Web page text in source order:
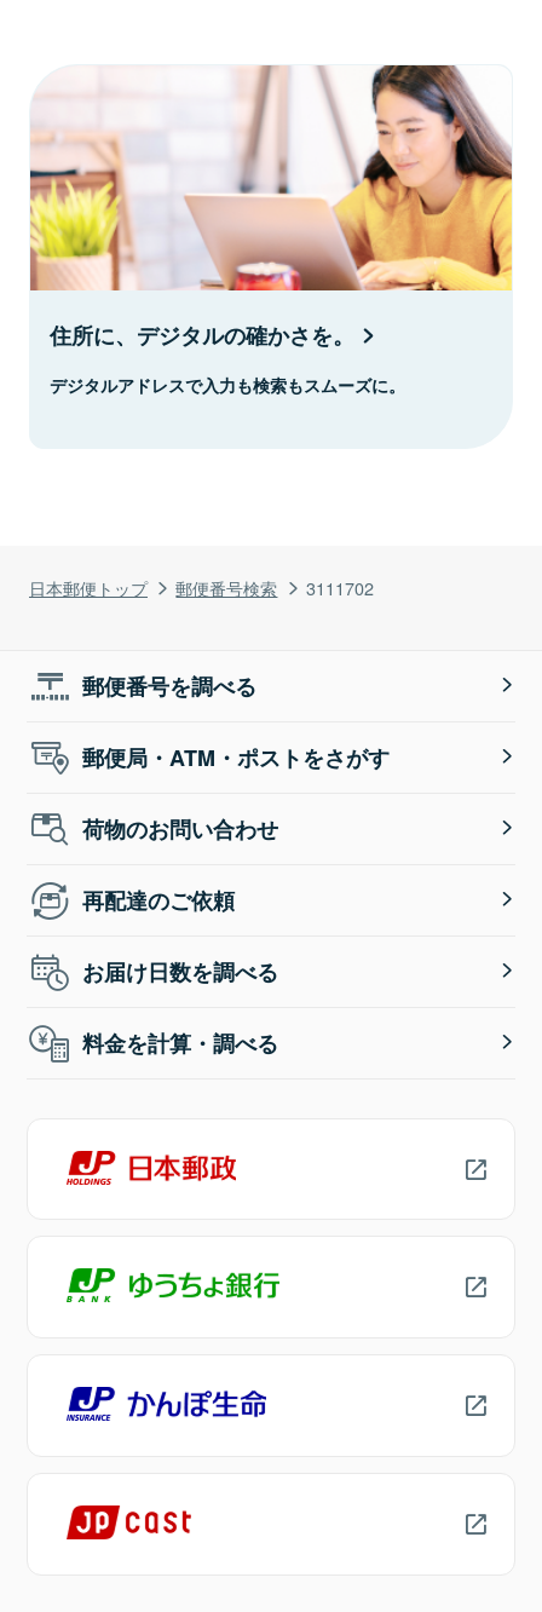
日本郵便トップ 郵便番号検索 3111702
住所に、デジタルの確かさを。
デジタルアドレスで入力も検索もスムーズに。
郵便番号を調べる
郵便局・ATM・ポストをさがす
荷物のお問い合わせ
再配達のご依頼
お届け日数を調べる
料金を計算・調べる